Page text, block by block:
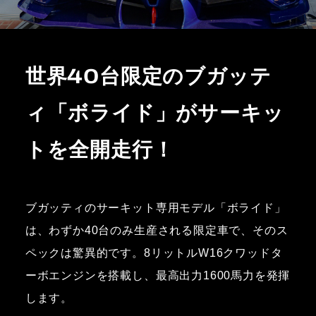
世界40台限定のブガッテ
ィ「ボライド」がサーキッ
トを全開走行！
ブガッティのサーキット専用モデル「ボライド」
は、わずか40台のみ生産される限定車で、そのス
ペックは驚異的です。8リットルW16クワッドタ
ーボエンジンを搭載し、最高出力1600馬力を発揮
します。